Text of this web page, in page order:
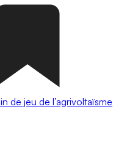
de jeu de l’agrivoltaïsme